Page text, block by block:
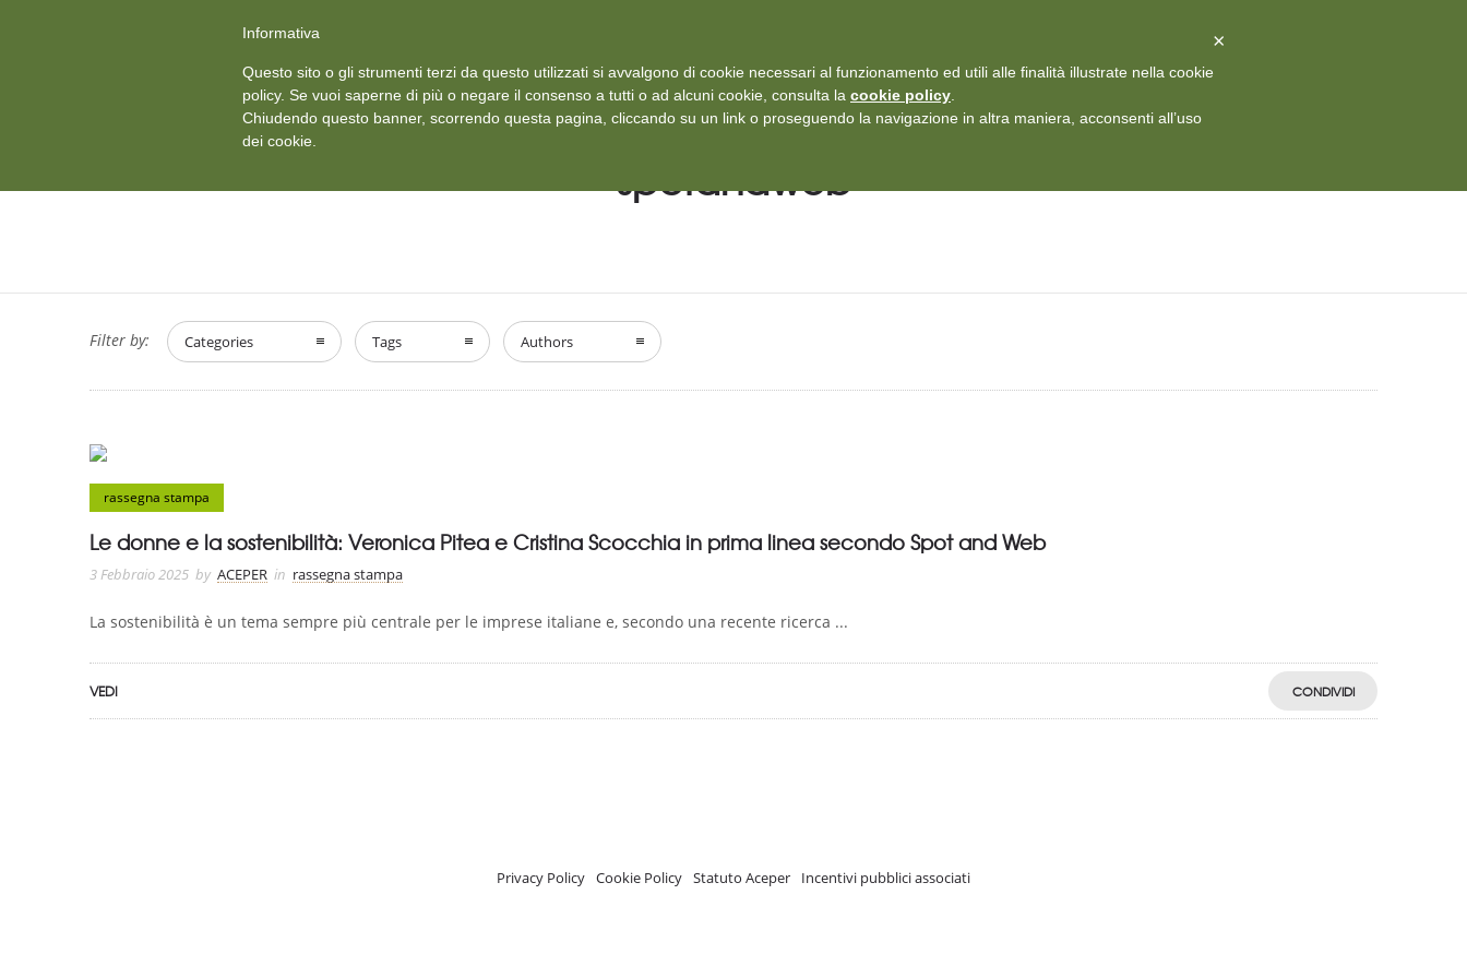
info@aceper.it
HOME CHI SIAMO SERVIZI ISCRIZIONI E TARIFFARIO DICONO DI NOI CASE HISTORY MEDIA CONTATTI
spotandweb
Filter by: Categories Tags Authors
rassegna stampa
Le donne e la sostenibilità: Veronica Pitea e Cristina Scocchia in prima linea secondo Spot and Web
3 Febbraio 2025 by ACEPER in rassegna stampa
La sostenibilità è un tema sempre più centrale per le imprese italiane e, secondo una recente ricerca ...
VEDI CONDIVIDI
Privacy Policy Cookie Policy Statuto Aceper Incentivi pubblici associati
×
Informativa
Questo sito o gli strumenti terzi da questo utilizzati si avvalgono di cookie necessari al funzionamento ed utili alle finalità illustrate nella cookie
policy. Se vuoi saperne di più o negare il consenso a tutti o ad alcuni cookie, consulta la cookie policy
Chiudendo questo banner, scorrendo questa pagina, cliccando su un link o proseguendo la navigazione in altra maniera, acconsenti all’uso
dei cookie.